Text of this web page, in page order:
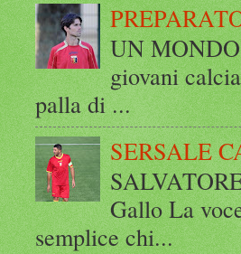
UN
giovani
palla di ...
SERSALE
Gallo La
semplice chi...